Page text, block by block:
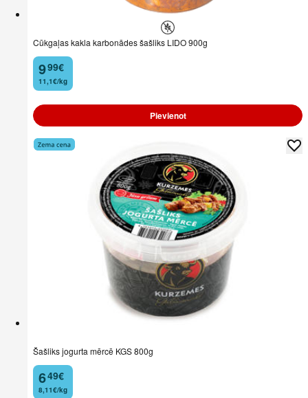
Cūkgaļas kakla karbonādes šašliks LIDO 900g
9
. 99€
11,1€/kg
Pievienot
Šašliks jogurta mērcē KGS 800g
6
. 49€
8,11€/kg